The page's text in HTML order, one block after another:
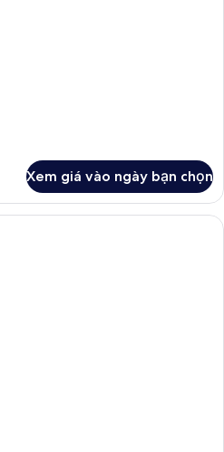
Xem giá vào ngày bạn chọn